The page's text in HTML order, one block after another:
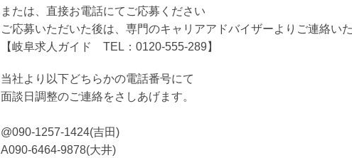
または、直接お電話にてご応募ください
ご応募いただいた後は、専門のキャリアアドバイザーよりご連絡いた
【岐阜求人ガイド TEL：0120-555-289】
当社より以下どちらかの電話番号にて
面談日調整のご連絡をさしあげます。
@090-1257-1424(吉田)
A090-6464-9878(大井)